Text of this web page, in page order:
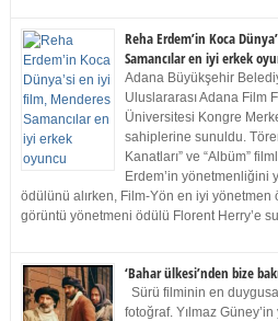
Reha Erdem’in Koca
Samancılar en iyi erkek
Adana Büyükşehir
Uluslararası Adana Film
Üniversitesi Kongre
sahiplerine sunuldu.
Kanatları” ve “Albüm”
Erdem’in yönetmenliğini
ödülünü alırken, Film-Yön en iyi yönetmen
görüntü yönetmeni ödülü Florent Herry’e
‘Bahar ülkesi’nden bize
Sürü filminin en
fotoğraf. Yılmaz Güney’in